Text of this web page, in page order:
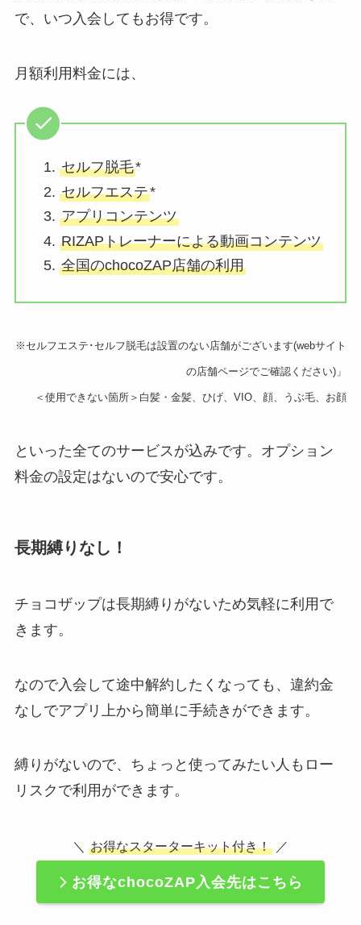
で、いつ入会してもお得です。
月額利用料金には、
セルフ脱毛*
セルフエステ*
アプリコンテンツ
RIZAPトレーナーによる動画コンテンツ
全国のchocoZAP店舗の利用
※セルフエステ･セルフ脱毛は設置のない店舗がございます(webサイト
の店舗ページでご確認ください)」
＜使用できない箇所＞白髪・金髪、ひげ、VIO、顔、うぶ毛、お顔
といった全てのサービスが込みです。オプション
料金の設定はないので安心です。
長期縛りなし！
チョコザップは長期縛りがないため気軽に利用で
きます。
なので入会して途中解約したくなっても、違約金
なしでアプリ上から簡単に手続きができます。
縛りがないので、ちょっと使ってみたい人もロー
リスクで利用ができます。
＼ お得なスターターキット付き！ ／
お得なchocoZAP入会先はこちら